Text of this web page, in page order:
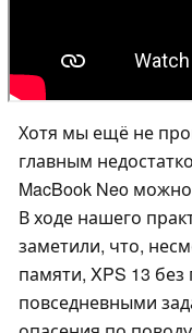
Хотя мы ещё не
главным
MacBook Neo
В ходе нашего
заметили, что,
памяти, XPS 13
повседневными